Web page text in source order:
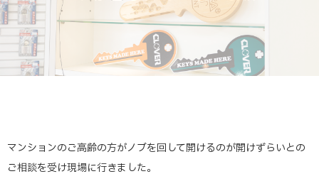
マンションのご高齢の方がノブを回して開けるのが開けずらいとの
ご相談を受け現場に行きました。